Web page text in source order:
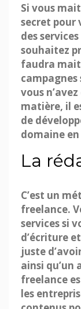
Si vous
secret pour
des
souhaitez
faudra
campagnes
vous
matière, il
de
domaine
La
C’est un
freelance.
services si
d’écriture
juste
ainsi qu’un
freelance
les